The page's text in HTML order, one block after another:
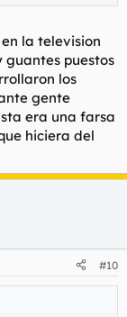
la television
guantes puestos
los
gente
era una farsa
hiciera del
#10